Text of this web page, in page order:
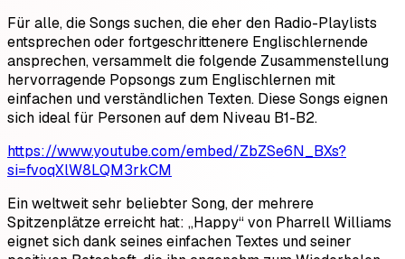
Für alle, die Songs suchen, die eher den Radio-Playlists
entsprechen oder fortgeschrittenere Englischlernende
ansprechen, versammelt die folgende Zusammenstellung
hervorragende Popsongs zum Englischlernen mit
einfachen und verständlichen Texten. Diese Songs eignen
sich ideal für Personen auf dem Niveau B1-B2.
https://www.youtube.com/embed/ZbZSe6N_BXs?
si=fvoqXlW8LQM3rkCM
Ein weltweit sehr beliebter Song, der mehrere
Spitzenplätze erreicht hat: „Happy“ von Pharrell Williams
eignet sich dank seines einfachen Textes und seiner